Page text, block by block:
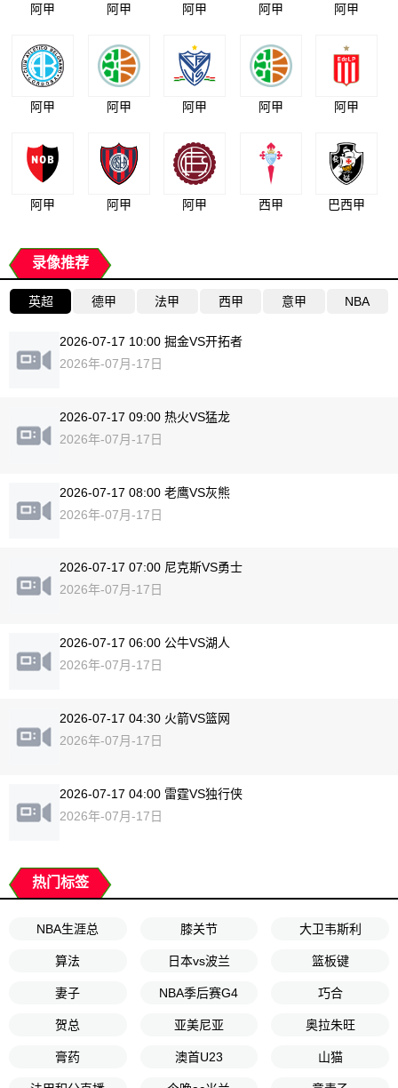
阿甲 阿甲 阿甲 阿甲 阿甲
阿甲 阿甲 阿甲 阿甲 阿甲
阿甲 阿甲 阿甲 西甲 巴西甲
录像推荐
英超 德甲 法甲 西甲 意甲 NBA
2026-07-17 10:00 掘金VS开拓者
2026年-07月-17日
2026-07-17 09:00 热火VS猛龙
2026年-07月-17日
2026-07-17 08:00 老鹰VS灰熊
2026年-07月-17日
2026-07-17 07:00 尼克斯VS勇士
2026年-07月-17日
2026-07-17 06:00 公牛VS湖人
2026年-07月-17日
2026-07-17 04:30 火箭VS篮网
2026年-07月-17日
2026-07-17 04:00 雷霆VS独行侠
2026年-07月-17日
热门标签
NBA生涯总 膝关节 大卫韦斯利
算法 日本vs波兰 篮板键
妻子 NBA季后赛G4 巧合
贺总 亚美尼亚 奥拉朱旺
膏药 澳首U23 山猫